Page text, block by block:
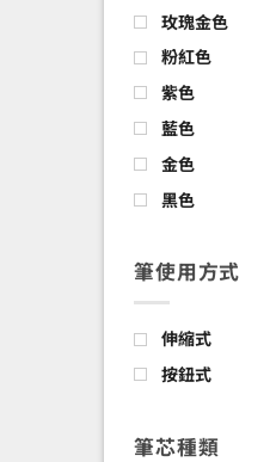
玫瑰金色
粉紅色
紫色
藍色
金色
黑色
筆使用方式
伸縮式
按鈕式
筆芯種類